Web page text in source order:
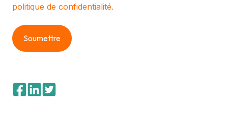
politique de confidentialité.